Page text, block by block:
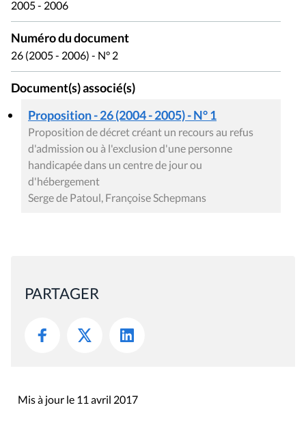
2005 - 2006
Numéro du document
26 (2005 - 2006) - N° 2
Document(s) associé(s)
Proposition - 26 (2004 - 2005) - N° 1
Proposition de décret créant un recours au refus
d'admission ou à l'exclusion d'une personne
handicapée dans un centre de jour ou
d'hébergement
Serge de Patoul, Françoise Schepmans
PARTAGER
Mis à jour le 11 avril 2017